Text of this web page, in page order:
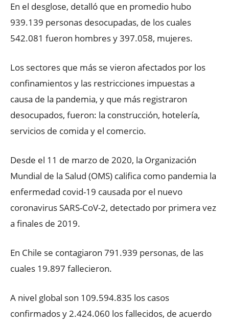
En el desglose, detalló que en promedio hubo
939.139 personas desocupadas, de los cuales
542.081 fueron hombres y 397.058, mujeres.
Los sectores que más se vieron afectados por los
confinamientos y las restricciones impuestas a
causa de la pandemia, y que más registraron
desocupados, fueron: la construcción, hotelería,
servicios de comida y el comercio.
Desde el 11 de marzo de 2020, la Organización
Mundial de la Salud (OMS) califica como pandemia la
enfermedad covid-19 causada por el nuevo
coronavirus SARS-CoV-2, detectado por primera vez
a finales de 2019.
En Chile se contagiaron 791.939 personas, de las
cuales 19.897 fallecieron.
A nivel global son 109.594.835 los casos
confirmados y 2.424.060 los fallecidos, de acuerdo